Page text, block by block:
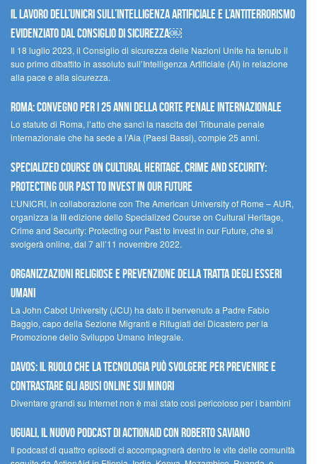
Il lavoro dell’UNICRI sull’intelligenza artificiale e l’antiterrorismo
evidenziato dal Consiglio di Sicurezza￼
Il 18 luglio 2023, il Consiglio di sicurezza delle Nazioni Unite ha tenuto il
suo primo dibattito in assoluto sull’Intelligenza Artificiale (AI) in relazione
alla pace e alla sicurezza.
Roma: convegno per i 25 anni della Corte penale internazionale
Lo statuto di Roma, l’atto che sancì la nascita del Tribunale penale
internazionale che ha sede a l’Aia (Paesi Bassi), compie 25 anni.
Specialized Course on Cultural Heritage, Crime and Security:
Protecting our Past to Invest in our Future
L’UNICRI, in collaborazione con The American University of Rome – AUR,
organizza la III edizione dello Specialized Course on Cultural Heritage,
Crime and Security: Protecting our Past to Invest in our Future, che si
svolgerà online, dal 7 all’11 novembre 2022.
Organizzazioni religiose e prevenzione della tratta degli esseri
umani
La John Cabot University (JCU) ha dato il benvenuto a Padre Fabio
Baggio, capo della Sezione Migranti e Rifugiati del Dicastero per la
Promozione dello Sviluppo Umano Integrale.
Davos: il ruolo che la tecnologia può svolgere per prevenire e
contrastare gli abusi online sui minori
Diventare grandi su Internet non è mai stato così pericoloso per i bambini
UGUALI, il nuovo podcast di ACTIONAID con Roberto Saviano
Il podcast di quattro episodi ci accompagnerà dentro le vite delle comunità